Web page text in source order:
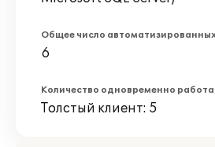
Общее число
6
Количество одновременно
Толстый клиент: 5